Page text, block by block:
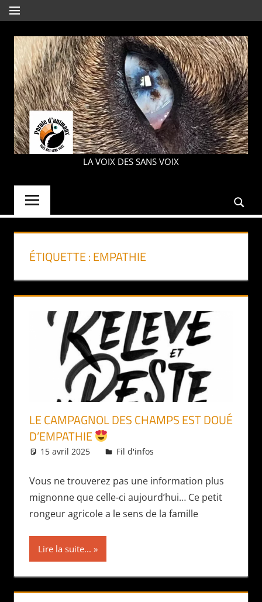
Aller
au
contenu
MENU
PAROLE
LA VOIX DES SANS VOIX
ÉTIQUETTE :EMPATHIE
LE CAMPAGNOL DES CHAMPS EST DOUÉ
D’EMPATHIE
15 avril 2025 Daniel
Fil d'infos
Vous ne trouverez pas une information plus
mignonne que celle-ci aujourd’hui… Ce petit
rongeur agricole a le sens de la famille
Lire la suite...